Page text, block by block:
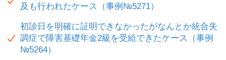
及も行われたケース（事例№5271）
初診日を明確に証明できなかったがなんとか統合失
調症で障害基礎年金2級を受給できたケース（事例
№5264）